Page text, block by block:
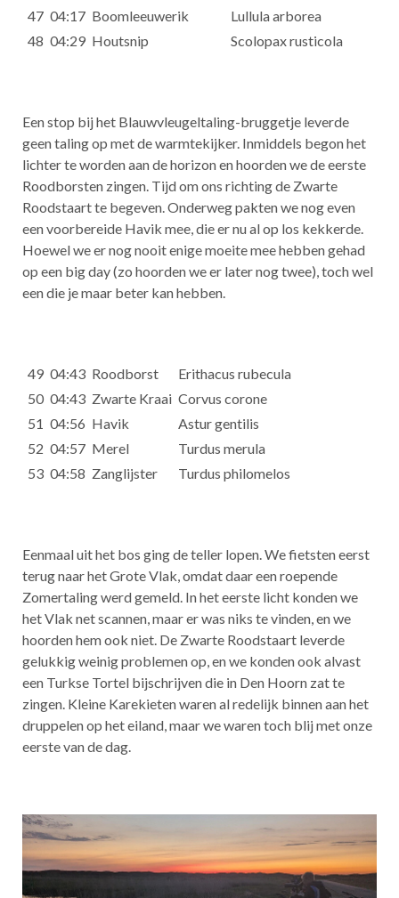
47 04:17 Boomleeuwerik
Lullula arborea
48 04:29 Houtsnip Scolopax rusticola
Een stop bij het Blauwvleugeltaling-bruggetje leverde
geen taling op met de warmtekijker. Inmiddels begon het
lichter te worden aan de horizon en hoorden we de eerste
Roodborsten zingen. Tijd om ons richting de Zwarte
Roodstaart te begeven. Onderweg pakten we nog even
een voorbereide Havik mee, die er nu al op los kekkerde.
Hoewel we er nog nooit enige moeite mee hebben gehad
op een big day (zo hoorden we er later nog twee), toch wel
een die je maar beter kan hebben.
49 04:43 Roodborst
Erithacus rubecula
50 04:43 Zwarte Kraai Corvus corone
51 04:56 Havik
Astur gentilis
52 04:57 Merel
Turdus merula
53 04:58 Zanglijster Turdus philomelos
Eenmaal uit het bos ging de teller lopen. We fietsten eerst
terug naar het Grote Vlak, omdat daar een roepende
Zomertaling werd gemeld. In het eerste licht konden we
het Vlak net scannen, maar er was niks te vinden, en we
hoorden hem ook niet. De Zwarte Roodstaart leverde
gelukkig weinig problemen op, en we konden ook alvast
een Turkse Tortel bijschrijven die in Den Hoorn zat te
zingen. Kleine Karekieten waren al redelijk binnen aan het
druppelen op het eiland, maar we waren toch blij met onze
eerste van de dag.